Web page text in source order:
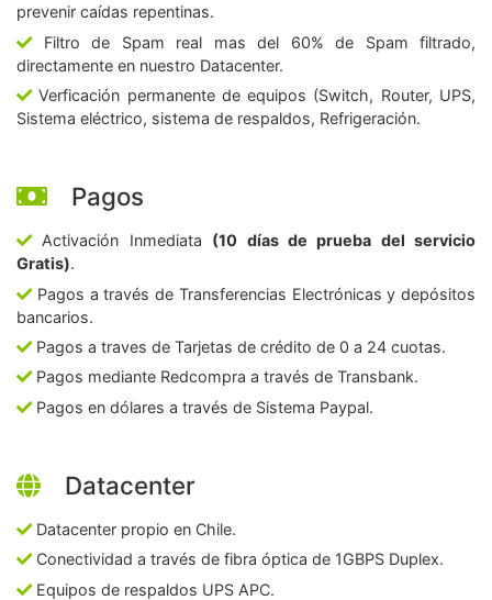
prevenir caídas repentinas.
Filtro de Spam real mas del 60% de Spam filtrado,
directamente en nuestro Datacenter.
Verficación permanente de equipos (Switch, Router, UPS,
Sistema eléctrico, sistema de respaldos, Refrigeración.
Pagos
Activación Inmediata (10 días de prueba del servicio
Gratis).
Pagos a través de Transferencias Electrónicas y depósitos
bancarios.
Pagos a traves de Tarjetas de crédito de 0 a 24 cuotas.
Pagos mediante Redcompra a través de Transbank.
Pagos en dólares a través de Sistema Paypal.
Datacenter
Datacenter propio en Chile.
Conectividad a través de fibra óptica de 1GBPS Duplex.
Equipos de respaldos UPS APC.